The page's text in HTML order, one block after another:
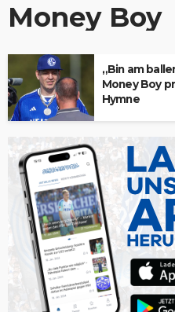
Money Boy
„Bin am
Money Boy
Hymne